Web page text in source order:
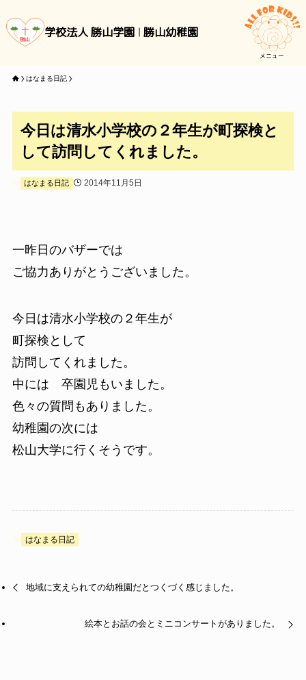
学校法人 勝山学園 勝山幼稚園
メニュー
はなまる日記
今日は清水小学校の２年生が町探検と
して訪問してくれました。
はなまる日記 2014年11月5日
一昨日のバザーでは
ご協力ありがとうございました。
今日は清水小学校の２年生が
町探検として
訪問してくれました。
中には 卒園児もいました。
色々の質問もありました。
幼稚園の次には
松山大学に行くそうです。
はなまる日記
地域に支えられての幼稚園だとつくづく感じました。
絵本とお話の会とミニコンサートがありました。